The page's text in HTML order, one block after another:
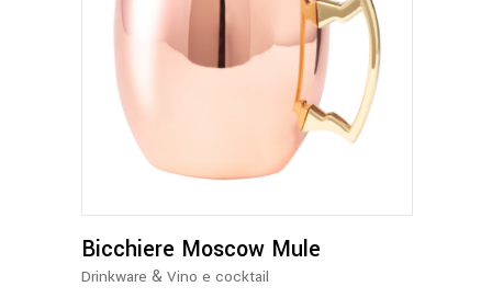
Bicchiere Moscow Mule
Drinkware & Vino e cocktail